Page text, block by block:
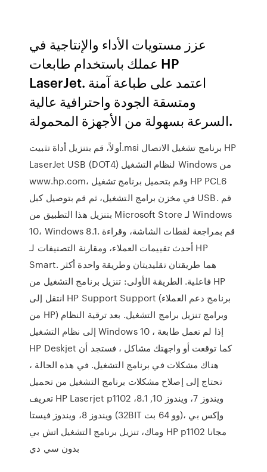
عزز مستويات الأداء والإنتاجية في
عملك باستخدام طابعات HP
LaserJet. اعتمد على طباعة آمنة
ومتسقة الجودة واحترافية عالية
السرعة بسهولة من الأجهزة المحمولة.
أولاً، قم بتنزيل أداة تثبيت.msi برنامج تشغيل الاتصال HP
LaserJet USB (DOT4) لنظام التشغيل Windows من
www.hp.com، وقم بتحميل برنامج تشغيل HP PCL6
في مخزن برامج التشغيل، ثم قم بتوصيل كبل USB. قم
بتنزيل هذا التطبيق من Microsoft Store لـ Windows
10، Windows 8.1. قم بمراجعة لقطات الشاشة، وقراءة
أحدث تقييمات العملاء، ومقارنة التصنيفات لـ HP
Smart. هما طريقتان تقليديتان وطريقة واحدة أكثر
فاعلية. الطريقة الأولى: تنزيل برنامج التشغيل من HP
انتقل إلى HP Support Support (برنامج دعم العملاء
من HP) وبرامج تنزيل برامج التشغيل. بعد ترقية النظام
إلى نظام التشغيل Windows 10 ، إذا لم تعمل طابعة
HP Deskjet كما توقعت أو واجهتك مشاكل ، فستجد أن
هناك مشكلات في برنامج التشغيل. في هذه الحالة ،
تحتاج إلى إصلاح مشكلات برنامج التشغيل من تحميل
تعريف HP Laserjet p1102 ويندوز 7، ويندوز 10, 8.1،
ويندوز 8، ويندوز فيستا (32BIT وو 64 بت)، وإكس بي
وماك، تنزيل برنامج التشغيل اتش بي HP p1102 مجانا
بدون سي دي